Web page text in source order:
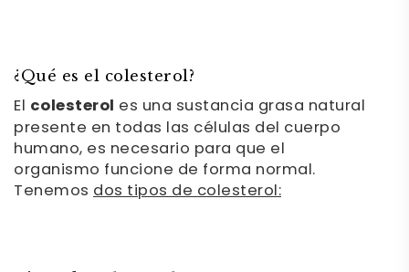
¿Qué es el colesterol?
El colesterol es una sustancia grasa natural
presente en todas las células del cuerpo
humano, es necesario para que el
organismo funcione de forma normal.
Tenemos dos tipos de colesterol: